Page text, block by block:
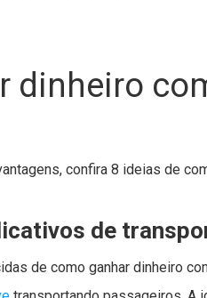
dinheiro
confira 8 ideias de
de
de como ganhar dinheiro